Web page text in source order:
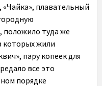
плавательный
положило туда же
которых жили
пару копеек для
все это
порядке